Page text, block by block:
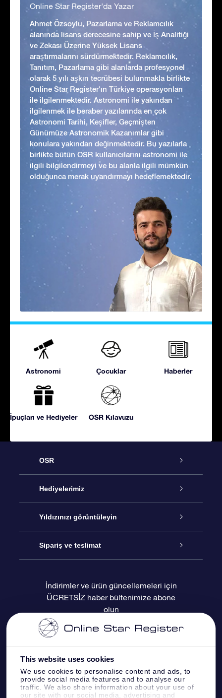
This website uses cookies
We use cookies to personalise content and ads, to
provide social media features and to analyse our
traffic. We also share information about your use of
our site with our social media, advertising and
Online Star Register'da Yazar
Ahmet Özsoylu, Pazarlama ve Reklamcılık
alanında lisans derecesine sahip ve İş Analitiği
ve Zekası Üzerine Yüksek Lisans
araştırmalarını sürdürmektedir. Reklamcılık,
Tanıtım, Pazarlama gibi alanlarda profesyonel
olarak 5 yılı aşkın tecrübesi bulunmakla birlikte
Online Star Register'ın Türkiye operasyonları
ile ilgilenmektedir. Astronomi ile yakından
ilgilenmek ile beraber yazılarında en çok
Astronomi Tarihi, Keşifler, Geçmişten
Günümüze Astronomik Kazanımlar gibi
konulara yakından değinmektedir. Bu yazılarla
birlikte bütün OSR kullanıcılarını astronomi ile
ilgili bilgilendirmeyi ve bu alanla ilgili mümkün
olduğunca merak uyandırmayı hedeflemektedir.
Astronomi Çocuklar Haberler
İpuçları ve Hediyeler OSR Kılavuzu
OSR
Hizmet
İletişim
Blogu
Değerlendirmeler
Hediyelerimiz
Çevrimiçi Yıldız Hediyesi
OSR Hediye Paketi
OSR Hediye Kartı
Kurumsal hediyeler
Yıldızınızı görüntüleyin
Star Register
Kişiselleştirilmiş Yıldız Sayfası
Bir Milyon Yıldız
OSR Starsaver
Fly me to the stars VR sanal gerçeklik
uygulaması
Sipariş ve teslimat
Ödeme bilgileri
Sevkiyat bilgileri
İade Politikası
Takımyıldızı
İndirimler ve ürün güncellemeleri için
ÜCRETSİZ haber bültenimize abone
olun